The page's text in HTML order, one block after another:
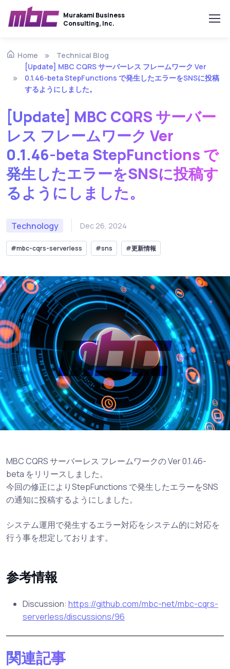
Murakami Business
Consulting, Inc.
Home
Technical Blog
[Update] MBC CQRS サーバーレス フレームワーク Ver
0.1.46-beta StepFunctions で発生したエラーをSNSに投稿
するようにしました。
[Update] MBC CQRS サーバー
レス フレームワーク Ver
0.1.46-beta StepFunctions で
発生したエラーをSNSに投稿す
るようにしました。
Technology Dec 26, 2024
#mbc-cqrs-serverless #sns #更新情報
MBC CQRS サーバーレス フレームワークの Ver 0.1.46-
beta をリリースしました。
今回の修正によりStepFunctions で発生したエラーをSNS
の通知に投稿するようにしました。
システム運用で発生するエラー対応をシステム的に対応を
行う事を想定しております。
参考情報
Discussion: https://github.com/mbc-net/mbc-cqrs-
serverless/discussions/96
関連記事